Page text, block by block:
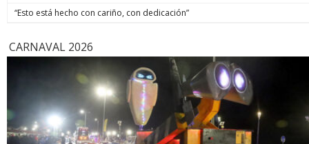
“Esto está hecho con cariño, con dedicación”
CARNAVAL 2026